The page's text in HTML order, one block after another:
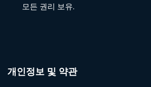
모든 권리 보유.
개인정보 및 약관